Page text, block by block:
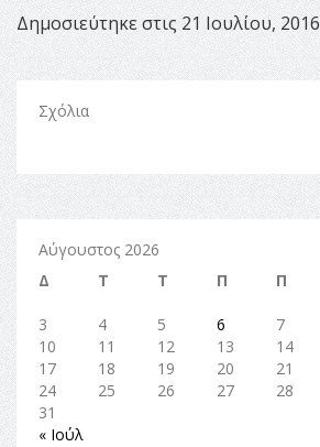
Δημοσιεύτηκε στις 21 Ιουλίου, 2016
Σχόλια
Αύγουστος 2026
Δ
Τ Τ Π Π
3
4 5 6 7
10
11 12 13 14
17
18 19 20 21
24
25 26 27 28
31
« Ιούλ